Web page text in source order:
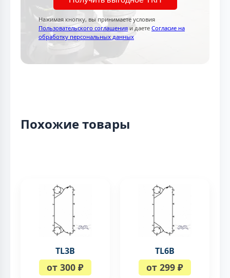
Нажимая кнопку, вы принимаете условия
Пользовательского соглашения и даете Согласие на
обработку персональных данных
Похожие товары
TL3B
от 300 ₽
TL6B
от 299 ₽